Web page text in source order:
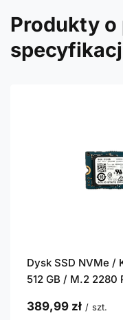
Produkty o
Dysk SSD NVMe /
512 GB / M.2 2280
389,99 zł / szt.